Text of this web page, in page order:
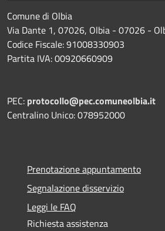
Comune di Olbia
Via Dante 1, 07026, Olbia - 07026 -
Codice Fiscale: 91008330903
Partita IVA: 00920660909
PEC: protocollo@pec.comuneolbia.it
Centralino Unico: 078952000
Prenotazione appuntamento
Segnalazione disservizio
Leggi le FAQ
Richiesta assistenza